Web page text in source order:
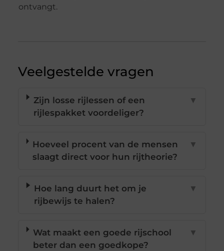
ontvangt.
Veelgestelde vragen
Zijn losse rijlessen of een
rijlespakket voordeliger?
▼
Hoeveel procent van de mensen
slaagt direct voor hun rijtheorie?
▼
Hoe lang duurt het om je
rijbewijs te halen?
▼
Wat maakt een goede rijschool
beter dan een goedkope?
▼